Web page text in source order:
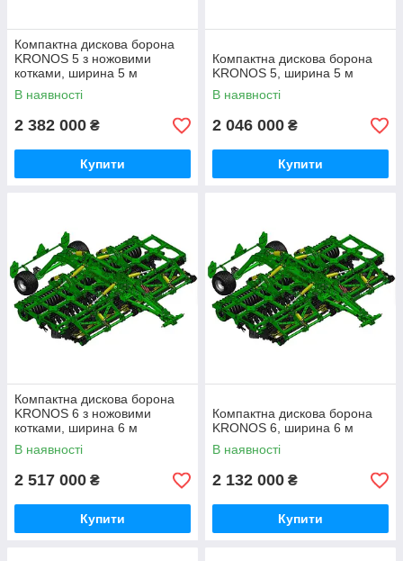
Компактна дискова борона
KRONOS 5 з ножовими
котками, ширина 5 м
В наявності
2 382 000 ₴
Купити
Компактна дискова борона
KRONOS 5, ширина 5 м
В наявності
2 046 000 ₴
Купити
Компактна дискова борона
KRONOS 6 з ножовими
котками, ширина 6 м
В наявності
2 517 000 ₴
Купити
Компактна дискова борона
KRONOS 6, ширина 6 м
В наявності
2 132 000 ₴
Купити